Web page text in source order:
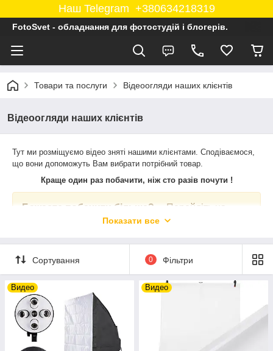
Наш Telegram +380634218319
FotoSvet - обладнання для фотостудій і блогерів.
Товари та послуги Відеоогляди наших клієнтів
Відеоогляди наших клієнтів
Тут ми розміщуємо відео зняті нашими клієнтами. Сподіваємося,
що вони допоможуть Вам вибрати потрібний товар.
Краще один раз побачити, ніж сто разів почути !
Бажаєте побачити більше?
Перейдіть на
нашу сторінку в Instagram@fotosvet.com.ua
Показати все
Сортування 0 Фільтри
Видео Видео